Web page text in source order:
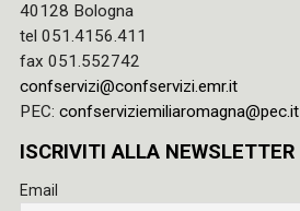
40128 Bologna
tel 051.4156.411
fax 051.552742
confservizi@confservizi.emr.it
PEC: confserviziemiliaromagna@pec.it
ISCRIVITI ALLA NEWSLETTER
Email